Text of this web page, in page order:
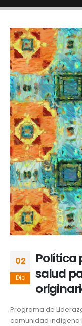
02
Dic
Política
salud
Programa de
comunidad